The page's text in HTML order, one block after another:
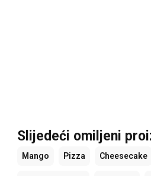
Slijedeći omiljeni
Mango Pizza Cheesecake